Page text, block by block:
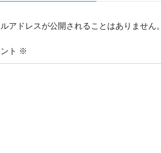
ルアドレスが公開されることはありません。
ト ※